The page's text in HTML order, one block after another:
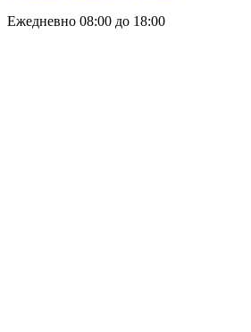
Ежедневно 08:00 до 18:00